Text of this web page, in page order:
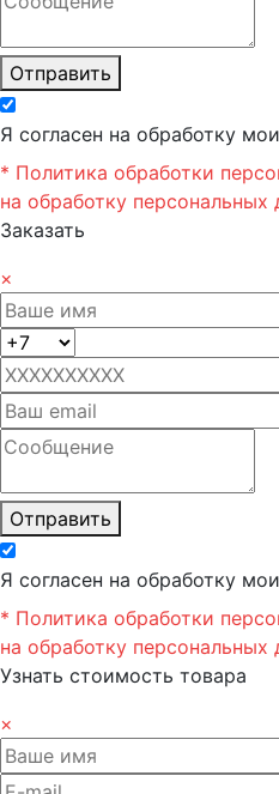
Отправить
Я согласен на обработку
* Политика обработки
на обработку персональных
Заказать
×
Отправить
Я согласен на обработку
* Политика обработки
на обработку персональных
Узнать стоимость товара
×